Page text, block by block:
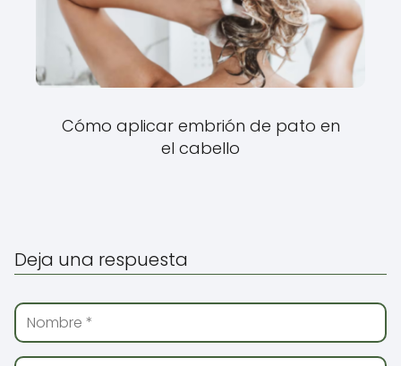
Cómo aplicar embrión de pato en
el cabello
Deja una respuesta